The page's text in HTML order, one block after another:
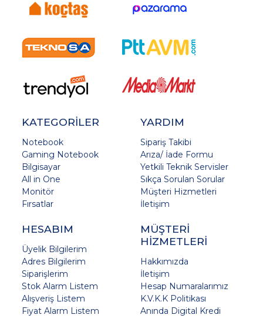
KATEGORİLER
Notebook
Gaming Notebook
Bilgisayar
All in One
Monitör
Fırsatlar
YARDIM
Sipariş Takibi
Arıza/ İade Formu
Yetkili Teknik Servisler
Sıkça Sorulan Sorular
Müşteri Hizmetleri
İletişim
HESABIM
Üyelik Bilgilerim
Adres Bilgilerim
Siparişlerim
Stok Alarm Listem
Alışveriş Listem
Fiyat Alarm Listem
MÜŞTERİ
HİZMETLERİ
Hakkımızda
İletişim
Hesap Numaralarımız
K.V.K.K Politikası
Anında Digital Kredi